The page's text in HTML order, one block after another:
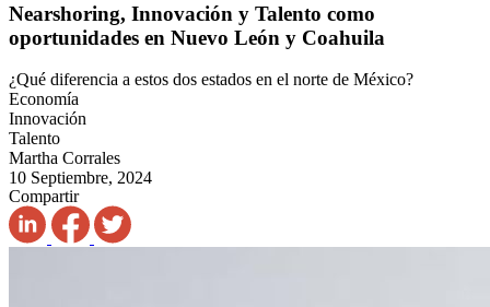
Nearshoring, Innovación y Talento como
oportunidades en Nuevo León y Coahuila
¿Qué diferencia a estos dos estados en el norte de México?
Economía
Innovación
Talento
Martha Corrales
10 Septiembre, 2024
Compartir